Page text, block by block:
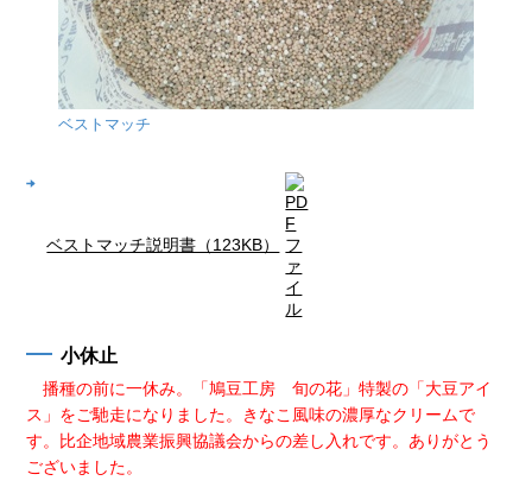
ベストマッチ
ベストマッチ説明書（123KB）
小休止
播種の前に一休み。「鳩豆工房 旬の花」特製の「大豆アイ
ス」をご馳走になりました。きなこ風味の濃厚なクリームで
す。比企地域農業振興協議会からの差し入れです。ありがとう
ございました。